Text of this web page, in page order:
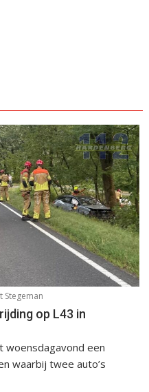
Stegeman
op L43 in
woensdagavond een
waarbij twee auto’s